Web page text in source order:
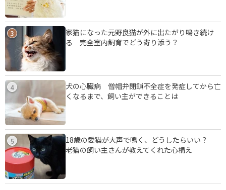
3
家猫になった元野良猫が外に出たがり鳴き続け
る 完全室内飼育でどう寄り添う？
4
犬の心臓病 僧帽弁閉鎖不全症を発症してから亡
くなるまで、飼い主ができることは
5
18歳の愛猫が大声で鳴く、どうしたらいい？
老猫の飼い主さんが教えてくれた心構え